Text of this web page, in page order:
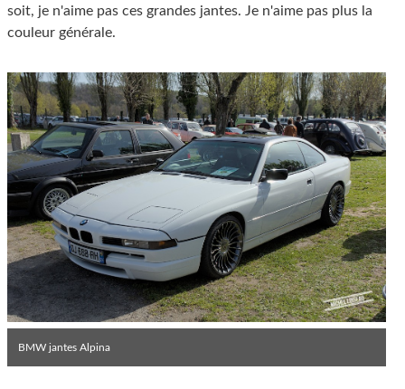
soit, je n'aime pas ces grandes jantes. Je n'aime pas plus la
couleur générale.
BMW jantes Alpina